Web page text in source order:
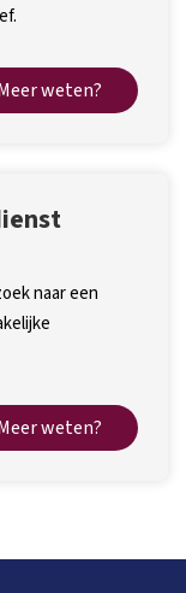
weten?
naar een
weten?